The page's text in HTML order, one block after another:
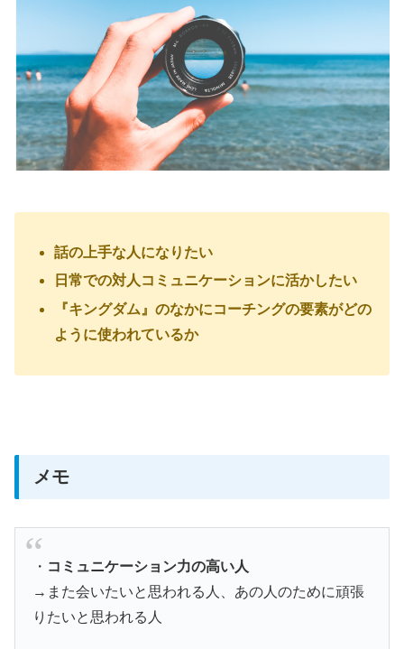
話の上手な人になりたい
日常での対人コミュニケーションに活かしたい
『キングダム』のなかにコーチングの要素がどの
ように使われているか
メモ
・ コミュニケーション力の高い人
→また会いたいと思われる人、あの人のために頑張
りたいと思われる人